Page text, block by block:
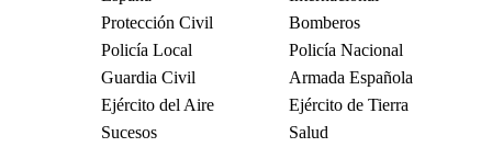
Protección Civil
Bomberos
Policía Local
Policía Nacional
Guardia Civil
Armada Española
Ejército del Aire
Ejército de Tierra
Sucesos
Salud